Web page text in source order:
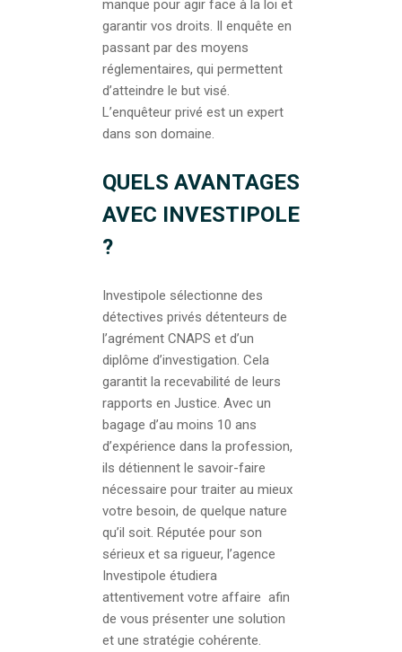
manque pour agir face à la loi et
garantir vos droits. Il enquête en
passant par des moyens
réglementaires, qui permettent
d’atteindre le but visé.
L’enquêteur privé est un expert
dans son domaine.
QUELS AVANTAGES
AVEC INVESTIPOLE
?
Investipole sélectionne des
détectives privés détenteurs de
l’agrément CNAPS et d’un
diplôme d’investigation. Cela
garantit la recevabilité de leurs
rapports en Justice. Avec un
bagage d’au moins 10 ans
d’expérience dans la profession,
ils détiennent le savoir-faire
nécessaire pour traiter au mieux
votre besoin, de quelque nature
qu’il soit. Réputée pour son
sérieux et sa rigueur, l’agence
Investipole étudiera
attentivement votre affaire afin
de vous présenter une solution
et une stratégie cohérente.